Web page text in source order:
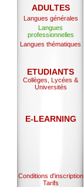
ADULTES
Langues générales
Langues
professionnelles
Langues thématiques
ETUDIANTS
Collèges, Lycées &
Universités
E-LEARNING
Conditions d'inscription
Tarifs